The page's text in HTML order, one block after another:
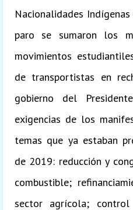
Nacionalidades
paro se sumaron los
movimientos
de transportistas en
gobierno del
exigencias de los
temas que ya estaban
de 2019: reducción y
combustible;
sector agrícola;